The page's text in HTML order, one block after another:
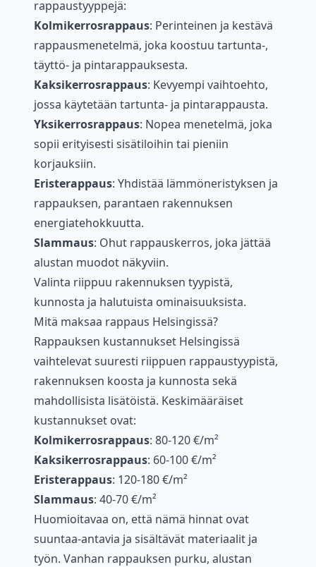
rappaustyyppejä:
Kolmikerrosrappaus: Perinteinen ja kestävä
rappausmenetelmä, joka koostuu tartunta-,
täyttö- ja pintarappauksesta.
Kaksikerrosrappaus: Kevyempi vaihtoehto,
jossa käytetään tartunta- ja pintarappausta.
Yksikerrosrappaus: Nopea menetelmä, joka
sopii erityisesti sisätiloihin tai pieniin
korjauksiin.
Eristerappaus: Yhdistää lämmöneristyksen ja
rappauksen, parantaen rakennuksen
energiatehokkuutta.
Slammaus: Ohut rappauskerros, joka jättää
alustan muodot näkyviin.
Valinta riippuu rakennuksen tyypistä,
kunnosta ja halutuista ominaisuuksista.
Mitä maksaa rappaus Helsingissä?
Rappauksen kustannukset Helsingissä
vaihtelevat suuresti riippuen rappaustyypistä,
rakennuksen koosta ja kunnosta sekä
mahdollisista lisätöistä. Keskimääräiset
kustannukset ovat:
Kolmikerrosrappaus: 80-120 €/m²
Kaksikerrosrappaus: 60-100 €/m²
Eristerappaus: 120-180 €/m²
Slammaus: 40-70 €/m²
Huomioitavaa on, että nämä hinnat ovat
suuntaa-antavia ja sisältävät materiaalit ja
työn. Vanhan rappauksen purku, alustan